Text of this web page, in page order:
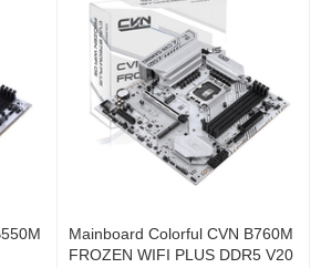
Mainboard Colorful CVN B760M
FROZEN WIFI PLUS DDR5 V20